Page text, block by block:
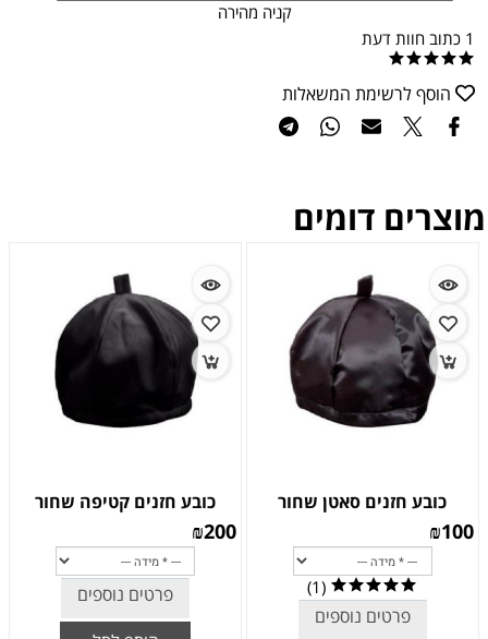
קניה מהירה
1 כתוב חוות דעת
הוסף לרשימת המשאלות
מוצרים דומים
כובע חזנים סאטן שחור
₪100
(1)
פרטים נוספים
כובע חזנים קטיפה שחור
₪200
פרטים נוספים